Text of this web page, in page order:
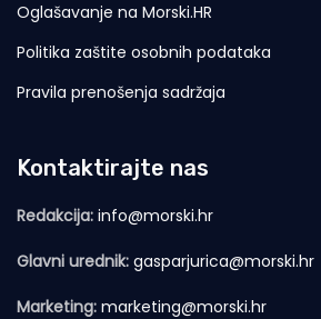
Oglašavanje na Morski.HR
Politika zaštite osobnih podataka
Pravila prenošenja sadržaja
Kontaktirajte nas
Redakcija: info@morski.hr
Glavni urednik: gasparjurica@morski.hr
Marketing: marketing@morski.hr